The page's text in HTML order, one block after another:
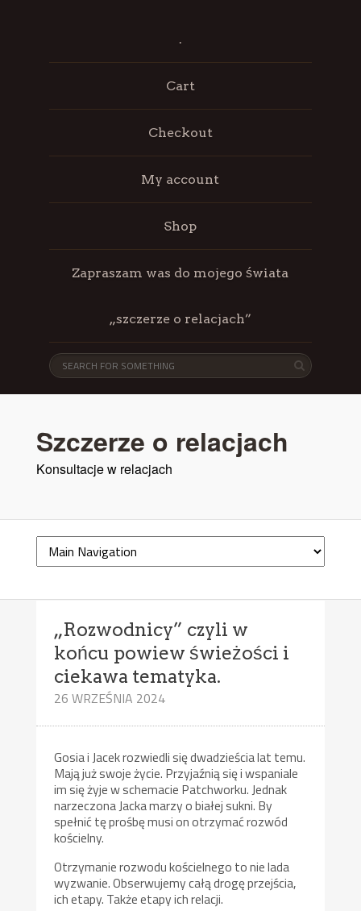
.
Cart
Checkout
My account
Shop
Zapraszam was do mojego świata
„szczerze o relacjach”
Szczerze o relacjach
Konsultacje w relacjach
„Rozwodnicy” czyli w
końcu powiew świeżości i
ciekawa tematyka.
26 WRZEŚNIA 2024
Gosia i Jacek rozwiedli się dwadzieścia lat temu.
Mają już swoje życie. Przyjaźnią się i wspaniale
im się żyje w schemacie Patchworku. Jednak
narzeczona Jacka marzy o białej sukni. By
spełnić tę prośbę musi on otrzymać rozwód
kościelny.
Otrzymanie rozwodu kościelnego to nie lada
wyzwanie. Obserwujemy całą drogę przejścia,
ich etapy. Także etapy ich relacji.